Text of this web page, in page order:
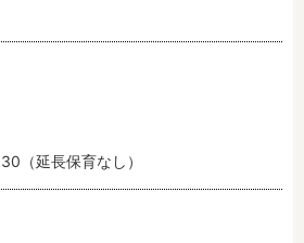
（延長保育なし）